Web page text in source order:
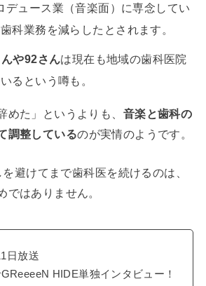
デュース業（音楽面）に専念してい
科業務を減らしたとされます。
や92さんは現在も地域の歯科医院
るという噂も。
めた」というよりも、 音楽と歯科の
調整しているのが実情のようです。
避けてまで歯科医を続けるのは、
ではありません。
日放送
HIDE単独インタビュー！